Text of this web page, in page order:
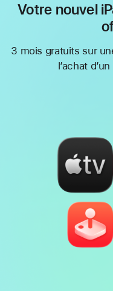
Votre nouvel
3 mois gratuits sur
l’achat